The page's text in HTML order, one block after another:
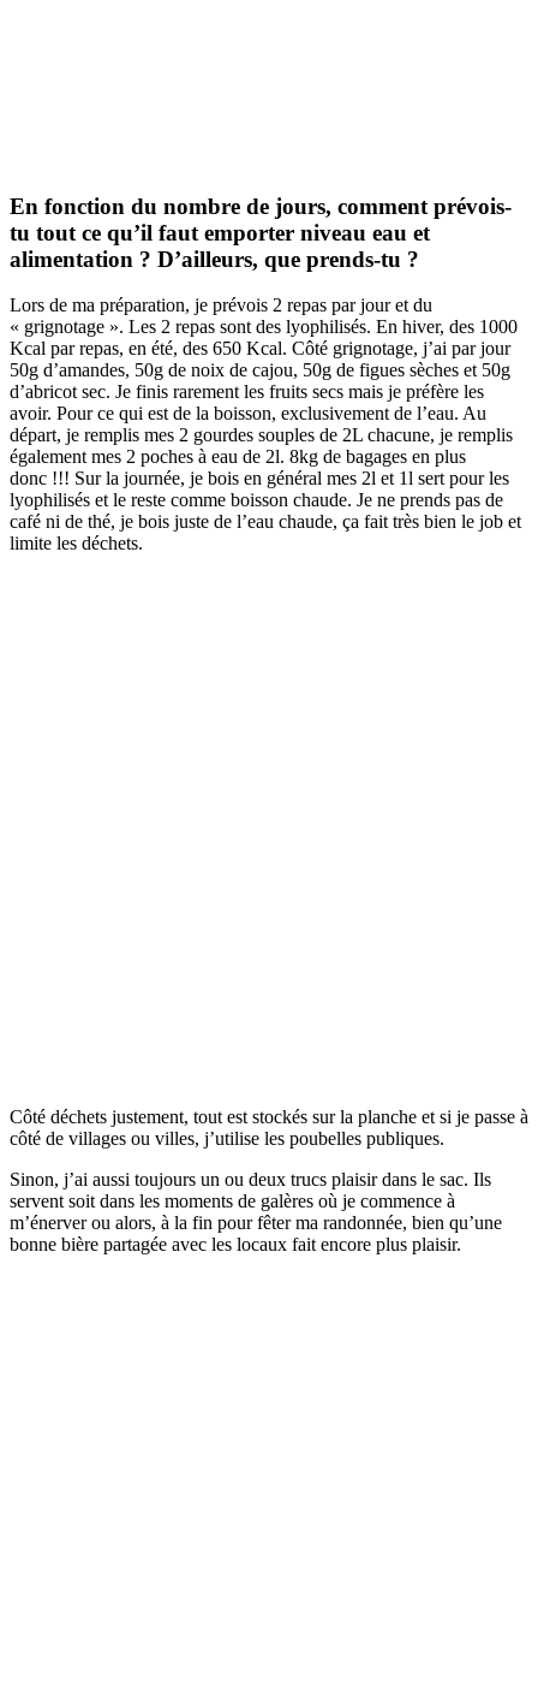
En fonction du nombre de jours, comment prévois-
tu tout ce qu’il faut emporter niveau eau et
alimentation ? D’ailleurs, que prends-tu ?
Lors de ma préparation, je prévois 2 repas par jour et du
« grignotage ». Les 2 repas sont des lyophilisés. En hiver, des 1000
Kcal par repas, en été, des 650 Kcal. Côté grignotage, j’ai par jour
50g d’amandes, 50g de noix de cajou, 50g de figues sèches et 50g
d’abricot sec. Je finis rarement les fruits secs mais je préfère les
avoir. Pour ce qui est de la boisson, exclusivement de l’eau. Au
départ, je remplis mes 2 gourdes souples de 2L chacune, je remplis
également mes 2 poches à eau de 2l. 8kg de bagages en plus
donc !!! Sur la journée, je bois en général mes 2l et 1l sert pour les
lyophilisés et le reste comme boisson chaude. Je ne prends pas de
café ni de thé, je bois juste de l’eau chaude, ça fait très bien le job et
limite les déchets.
Côté déchets justement, tout est stockés sur la planche et si je passe à
côté de villages ou villes, j’utilise les poubelles publiques.
Sinon, j’ai aussi toujours un ou deux trucs plaisir dans le sac. Ils
servent soit dans les moments de galères où je commence à
m’énerver ou alors, à la fin pour fêter ma randonnée, bien qu’une
bonne bière partagée avec les locaux fait encore plus plaisir.